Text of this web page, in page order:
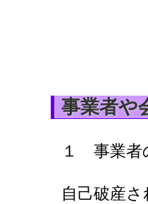
事業者や
１ 事業者
自己破産